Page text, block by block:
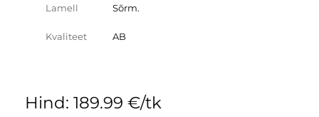
Lamell Sõrm.
Kvaliteet AB
Hind: 189.99 €/tk